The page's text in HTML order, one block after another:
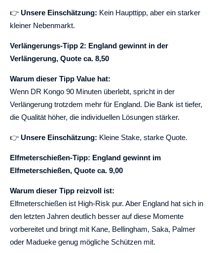
👉 Unsere Einschätzung: Kein Haupttipp, aber ein starker
kleiner Nebenmarkt.
Verlängerungs-Tipp 2: England gewinnt in der
Verlängerung, Quote ca. 8,50
Warum dieser Tipp Value hat:
Wenn DR Kongo 90 Minuten überlebt, spricht in der
Verlängerung trotzdem mehr für England. Die Bank ist tiefer,
die Qualität höher, die individuellen Lösungen stärker.
👉 Unsere Einschätzung: Kleine Stake, starke Quote.
Elfmeterschießen-Tipp: England gewinnt im
Elfmeterschießen, Quote ca. 9,00
Warum dieser Tipp reizvoll ist:
Elfmeterschießen ist High-Risk pur. Aber England hat sich in
den letzten Jahren deutlich besser auf diese Momente
vorbereitet und bringt mit Kane, Bellingham, Saka, Palmer
oder Madueke genug mögliche Schützen mit.